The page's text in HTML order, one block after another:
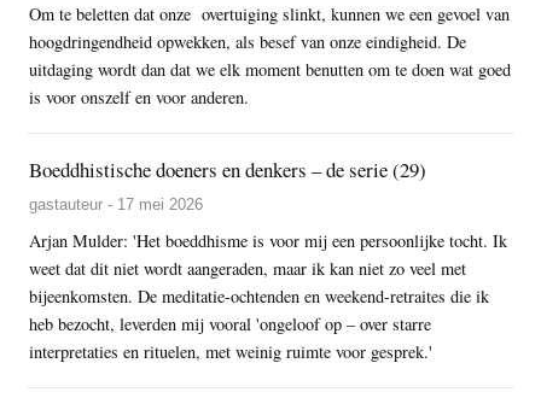
Om te beletten dat onze overtuiging slinkt, kunnen we een gevoel van
hoogdringendheid opwekken, als besef van onze eindigheid. De
uitdaging wordt dan dat we elk moment benutten om te doen wat goed
is voor onszelf en voor anderen.
Boeddhistische doeners en denkers – de serie (29)
gastauteur - 17 mei 2026
Arjan Mulder: 'Het boeddhisme is voor mij een persoonlijke tocht. Ik
weet dat dit niet wordt aangeraden, maar ik kan niet zo veel met
bijeenkomsten. De meditatie-ochtenden en weekend-retraites die ik
heb bezocht, leverden mij vooral 'ongeloof op – over starre
interpretaties en rituelen, met weinig ruimte voor gesprek.'